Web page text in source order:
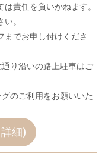
責任を負いかねます。
。
までお申し付けくださ
り沿いの路上駐車はご
のご利用をお願いいた
細)